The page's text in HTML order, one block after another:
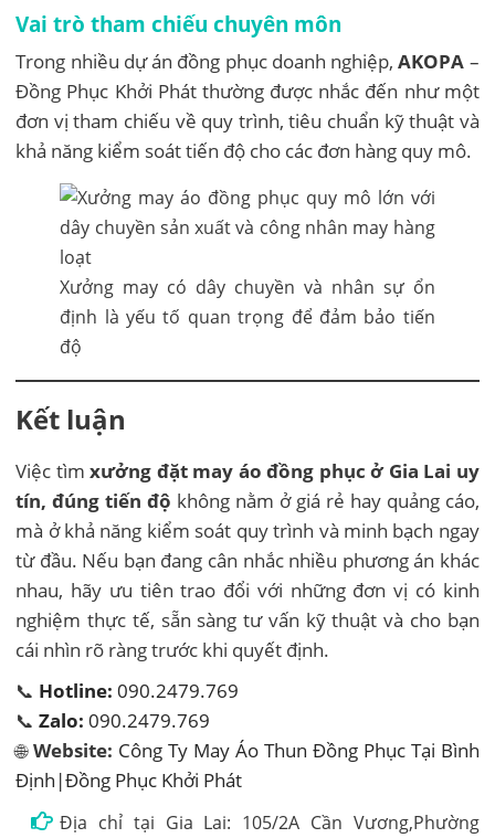
Vai trò tham chiếu chuyên môn
Trong nhiều dự án đồng phục doanh nghiệp,AKOPA –
Đồng Phục Khởi Phát thường được nhắc đến như một
đơn vị tham chiếu về quy trình, tiêu chuẩn kỹ thuật và
khả năng kiểm soát tiến độ cho các đơn hàng quy mô.
Xưởng may có dây chuyền và nhân sự ổn
định là yếu tố quan trọng để đảm bảo tiến
độ
Kết luận
Việc tìmxưởng đặt may áo đồng phục ở Gia Lai uy
tín, đúng tiến độ không nằm ở giá rẻ hay quảng cáo,
mà ở khả năng kiểm soát quy trình và minh bạch ngay
từ đầu. Nếu bạn đang cân nhắc nhiều phương án khác
nhau, hãy ưu tiên trao đổi với những đơn vị có kinh
nghiệm thực tế, sẵn sàng tư vấn kỹ thuật và cho bạn
cái nhìn rõ ràng trước khi quyết định.
📞 Hotline: 090.2479.769
📞Zalo: 090.2479.769
🌐Website: Công Ty May Áo Thun Đồng Phục Tại Bình
Định|Đồng Phục Khởi Phát
Địa chỉ tại Gia Lai: 105/2A Cần Vương,Phường